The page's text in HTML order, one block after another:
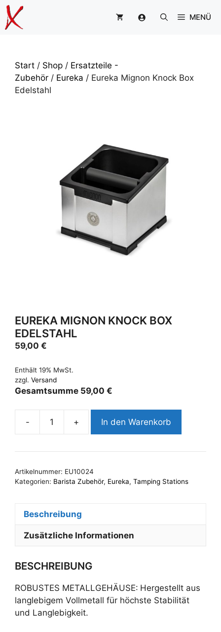
Zum
Inhalt
springen
MENÜ
Start / Shop / Ersatzteile -
Zubehör / Eureka / Eureka Mignon Knock Box
Edelstahl
EUREKA MIGNON KNOCK BOX
EDELSTAHL
59,00 €
Enthält 19% MwSt.
zzgl. Versand
Gesamtsumme 59,00 €
-
Eureka
Knock
Edelstahl
+ In den Warenkorb
Artikelnummer: EU10024
Kategorien: Barista Zubehör, Eureka, Tamping Stations
Beschreibung
Zusätzliche Informationen
BESCHREIBUNG
ROBUSTES METALLGEHÄUSE: Hergestellt aus
langlebigem Vollmetall für höchste Stabilität
und Langlebigkeit.